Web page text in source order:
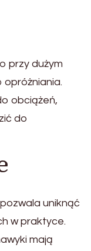
przy dużym
opróżniania.
obciążeń,
do
uniknąć
w praktyce.
mają